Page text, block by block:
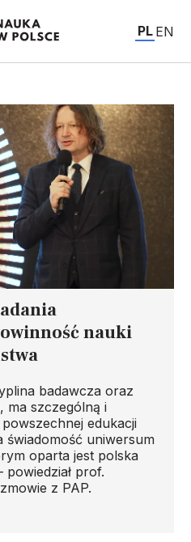
PL EN
nauki
badawcza oraz
ma szczególną i
edukacji
świadomość uniwersum
oparta jest polska
prof.
z PAP.